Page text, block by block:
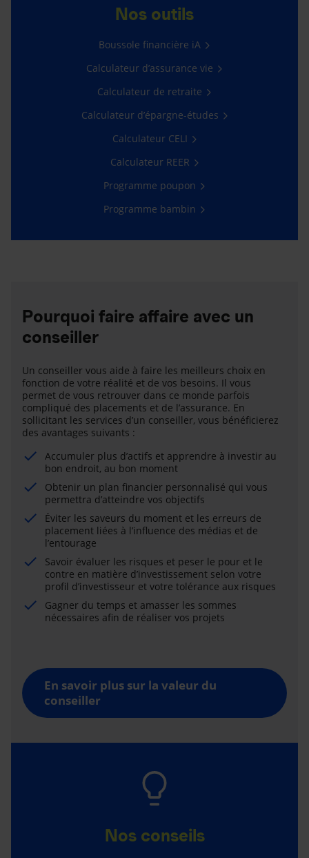
Nos outils
Boussole financière iA
Calculateur d’assurance vie
Calculateur de retraite
Calculateur d’épargne-études
Calculateur CELI
Calculateur REER
Programme poupon
Programme bambin
Pourquoi faire affaire avec un
conseiller
Un conseiller vous aide à faire les meilleurs choix en
fonction de votre réalité et de vos besoins. Il vous
permet de vous retrouver dans ce monde parfois
compliqué des placements et de l’assurance. En
sollicitant les services d’un conseiller, vous bénéficierez
des avantages suivants :
Accumuler plus d’actifs et apprendre à investir au
bon endroit, au bon moment
Obtenir un plan financier personnalisé qui vous
permettra d’atteindre vos objectifs
Éviter les saveurs du moment et les erreurs de
placement liées à l’influence des médias et de
l’entourage
Savoir évaluer les risques et peser le pour et le
contre en matière d’investissement selon votre
profil d’investisseur et votre tolérance aux risques
Gagner du temps et amasser les sommes
nécessaires afin de réaliser vos projets
En savoir plus sur la valeur du
conseiller
Nos conseils